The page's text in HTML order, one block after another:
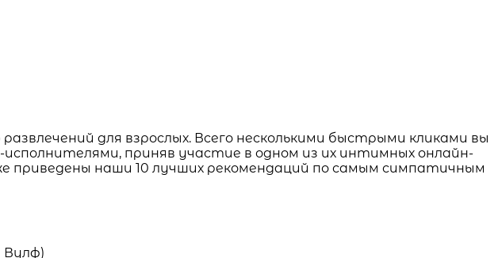
для взрослых. Всего несколькими быстрыми кликами вы
приняв участие в одном из их интимных онлайн-
наши 10 лучших рекомендаций по самым симпатичным